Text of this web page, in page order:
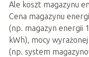
Ale koszt magazynu
Cena magazynu
(np. magazyn energii
kWh), mocy
(np. system